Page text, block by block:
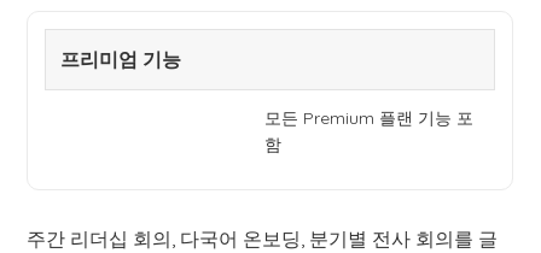
프리미엄 기능
모든 Premium 플랜 기능 포
함
주간 리더십 회의, 다국어 온보딩, 분기별 전사 회의를 글